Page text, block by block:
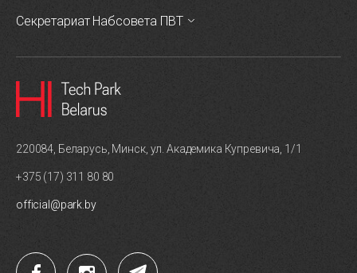
Секретариат Набсовета ПВТ
220084, Беларусь, Минск, ул. Академика Купревича, 1/1
+375 (17) 311 80 80
official@park.by